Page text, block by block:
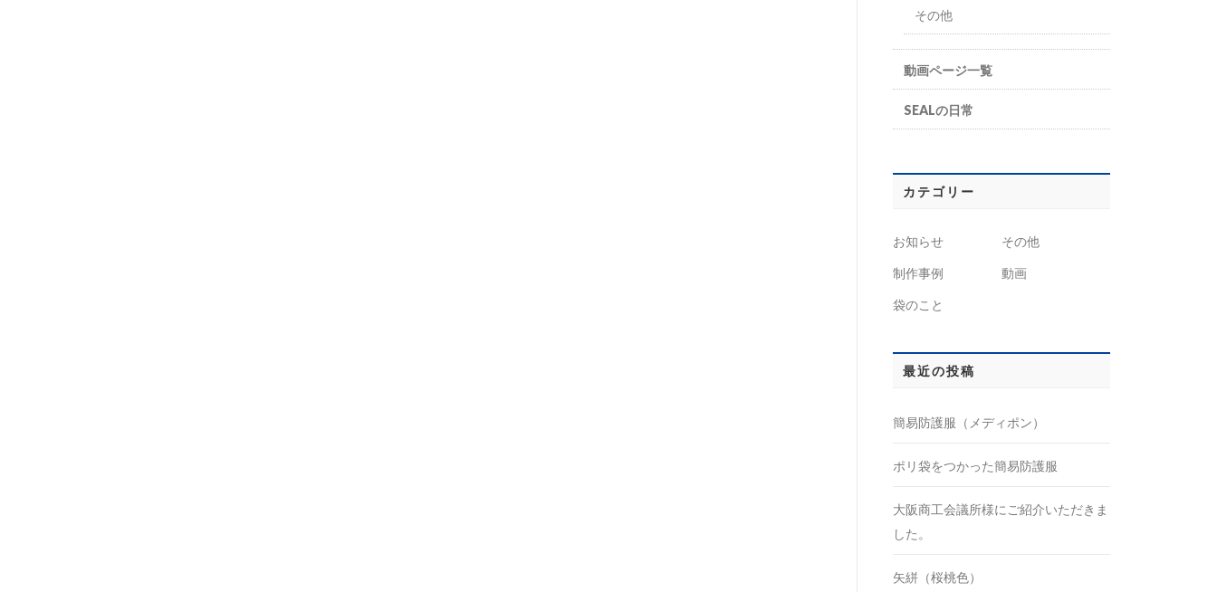
その他
動画ページ一覧
SEALの日常
カテゴリー
お知らせ その他
制作事例 動画
袋のこと
最近の投稿
簡易防護服（メディポン）
ポリ袋をつかった簡易防護服
大阪商工会議所様にご紹介いただきま
した。
矢絣（桜桃色）